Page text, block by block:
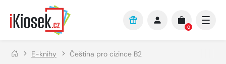
Přejít na hlavní obsah
0
E-knihy Čeština pro cizince B2